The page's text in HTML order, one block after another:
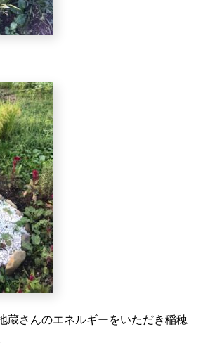
さんのエネルギーをいただき稲穂